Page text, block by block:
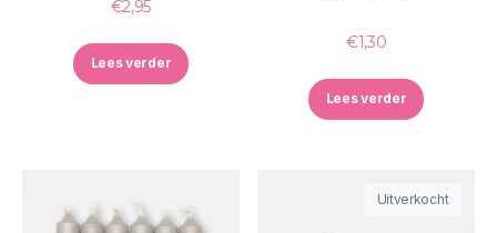
€2,95
Lees verder
€1,30
Lees verder
Uitverkocht